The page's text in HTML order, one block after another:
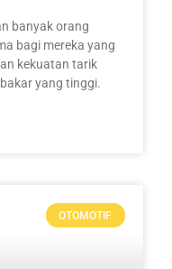
banyak orang
bagi mereka yang
kekuatan tarik
yang tinggi.
OTOMOTIF